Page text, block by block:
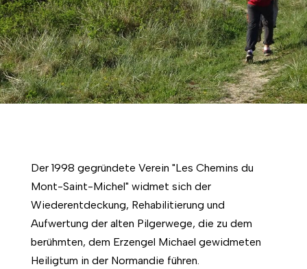
Der 1998 gegründete Verein "Les Chemins du
Mont-Saint-Michel" widmet sich der
Wiederentdeckung, Rehabilitierung und
Aufwertung der alten Pilgerwege, die zu dem
berühmten, dem Erzengel Michael gewidmeten
Heiligtum in der Normandie führen.